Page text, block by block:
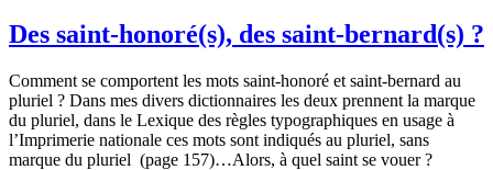
Des saint-honoré(s), des saint-bernard(s) ?
Comment se comportent les mots saint-honoré et saint-bernard au
pluriel ? Dans mes divers dictionnaires les deux prennent la marque
du pluriel, dans le Lexique des règles typographiques en usage à
l’Imprimerie nationale ces mots sont indiqués au pluriel, sans
marque du pluriel (page 157)…Alors, à quel saint se vouer ?